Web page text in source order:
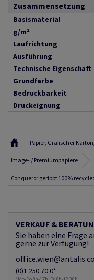
Zusammensetzung
Basismaterial
g/m²
Laufrichtung
Ausführung
Technische Eigenschaft
Grundfarbe
Bedruckbarkeit
Druckeignung
Papier, Grafischer
Image- / Premiumpapiere
Conqueror gerippt 100%
VERKAUF &
Sie haben eine Frage
gerne zur Verfügung!
(0)1 250 70 0*